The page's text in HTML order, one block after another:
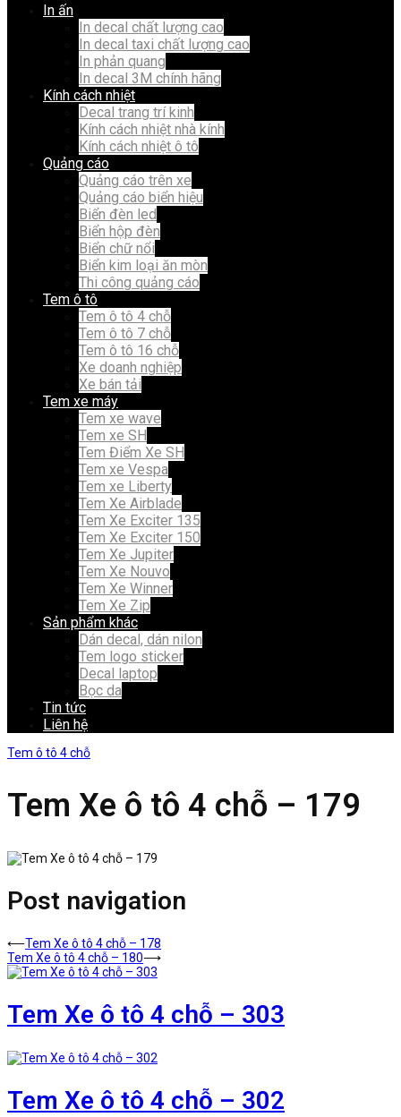
In ấn
In decal chất lượng cao
In decal taxi chất lượng cao
In phản quang
In decal 3M chính hãng
Kính cách nhiệt
Decal trang trí kinh
Kính cách nhiệt nhà kính
Kính cách nhiệt ô tô
Quảng cáo
Quảng cáo trên xe
Quảng cáo biển hiệu
Biển đèn led
Biển hộp đèn
Biển chữ nổi
Biển kim loại ăn mòn
Thi công quảng cáo
Tem ô tô
Tem ô tô 4 chỗ
Tem ô tô 7 chỗ
Tem ô tô 16 chỗ
Xe doanh nghiệp
Xe bán tải
Tem xe máy
Tem xe wave
Tem xe SH
Tem Điểm Xe SH
Tem xe Vespa
Tem xe Liberty
Tem Xe Airblade
Tem Xe Exciter 135
Tem Xe Exciter 150
Tem Xe Jupiter
Tem Xe Nouvo
Tem Xe Winner
Tem Xe Zip
Sản phẩm khác
Dán decal, dán nilon
Tem logo sticker
Decal laptop
Bọc da
Tin tức
Liên hệ
Tem ô tô 4 chỗ
Tem Xe ô tô 4 chỗ – 179
Post navigation
⟵Tem Xe ô tô 4 chỗ – 178
Tem Xe ô tô 4 chỗ – 180⟶
Tem Xe ô tô 4 chỗ – 303
Tem Xe ô tô 4 chỗ – 302